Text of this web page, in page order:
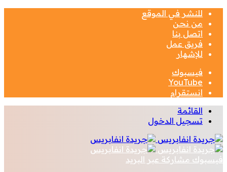
للنشر في الموقع
من نحن
اتصل بنا
فريق عمل
للإشهار
فيسبوك
‫YouTube
انستقرام
القائمة
تسجيل الدخول
فيسبوك مشاركة عبر البريد